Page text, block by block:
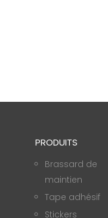
PRODUITS
Brassard de
maintien
Tape adhésif
Stickers